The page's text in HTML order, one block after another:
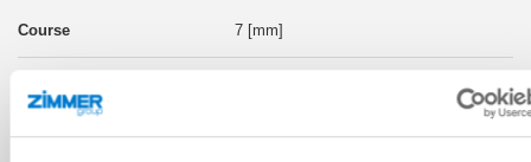
7 [mm]
ZBF30-PU-18F